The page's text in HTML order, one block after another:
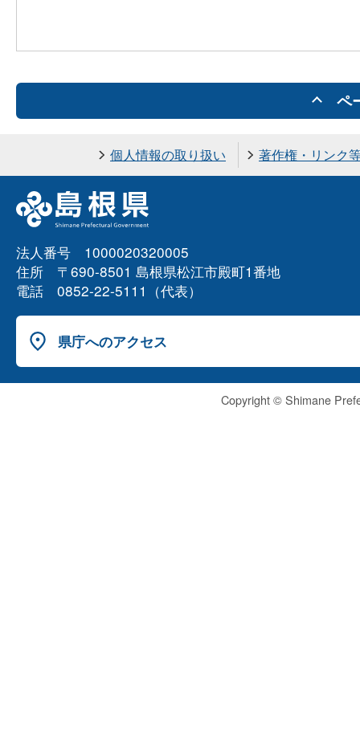
ペ
個人情報の取り扱い 著作権・リンク
法人番号 1000020320005
住所 〒690-8501 島根県松江市殿町1番地
電話 0852-22-5111（代表）
県庁へのアクセス
Copyright © Shimane